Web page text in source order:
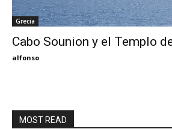
Grecia
Cabo Sounion y el Templo
alfonso
MOST READ